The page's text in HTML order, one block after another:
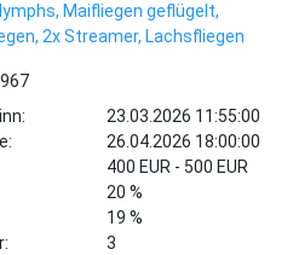
Maifliegen geflügelt,
2x Streamer, Lachsfliegen
23.03.2026 11:55:00
26.04.2026 18:00:00
400 EUR - 500 EUR
20 %
19 %
3